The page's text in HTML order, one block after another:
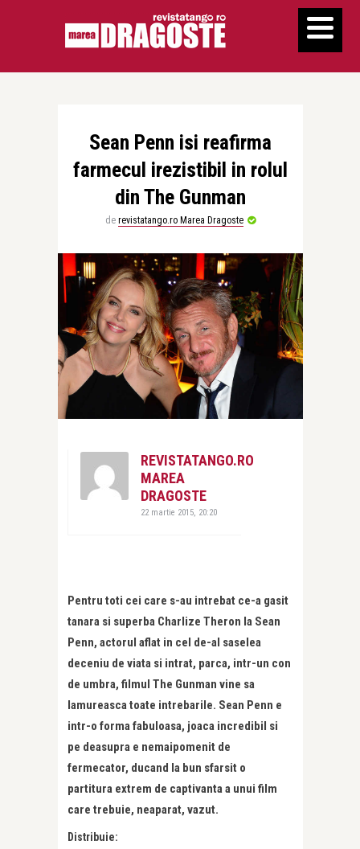
Sean Penn isi reafirma
farmecul irezistibil in rolul
din The Gunman
de revistatango.ro Marea Dragoste
REVISTATANGO.RO
MAREA
DRAGOSTE
22 martie 2015, 20:20
Pentru toti cei care s-au intrebat ce-a gasit
tanara si superba Charlize Theron la Sean
Penn, actorul aflat in cel de-al saselea
deceniu de viata si intrat, parca, intr-un con
de umbra, filmul The Gunman vine sa
lamureasca toate intrebarile. Sean Penn e
intr-o forma fabuloasa, joaca incredibil si
pe deasupra e nemaipomenit de
fermecator, ducand la bun sfarsit o
partitura extrem de captivanta a unui film
care trebuie, neaparat, vazut.
Distribuie: